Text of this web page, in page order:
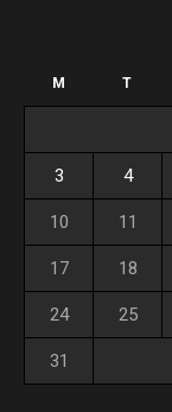
M T
3 4
10 11
17 18
24 25
31